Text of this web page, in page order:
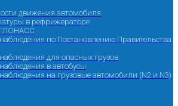
движения автомобиля
в рефрижераторе
ГЛОНАСС
по Постановлению Правительства
для опасных грузов
в автобусы
на грузовые автомобили (N2 и N3)